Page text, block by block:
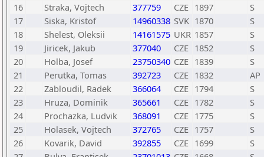
16
Straka, Vojtech 377759 CZE 1897
S
17
Siska, Kristof 14960338 SVK 1870
S
18
Shelest, Oleksii 14161575 UKR 1857
S
19
Jiricek, Jakub 377040 CZE 1852
S
20
Holba, Josef 23750340 CZE 1839
S
21
Perutka, Tomas 392723 CZE 1832
AP
22
Zabloudil, Radek 366064 CZE 1794
S
23
Hruza, Dominik 365661 CZE 1782
S
24
Prochazka, Ludvik 368091 CZE 1775
S
25
Holasek, Vojtech 372765 CZE 1757
S
26
Kovarik, David 392855 CZE 1699
S